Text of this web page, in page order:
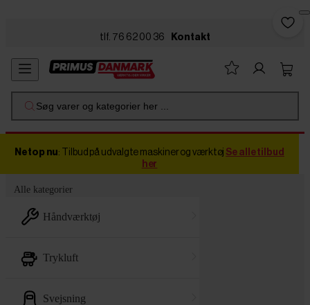
tlf. 76 62 00 36 Kontakt
Søg varer og kategorier her ...
Netop nu: Tilbud på udvalgte maskiner og værktøj Se alle tilbud
her
Alle kategorier
håndværktøj
trykluft
svejsning